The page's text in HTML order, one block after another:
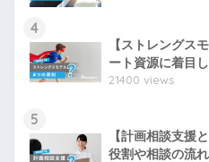
4
【ストレングス
ート資源に着目
21400 views
5
【計画相談支援
役割や相談の流